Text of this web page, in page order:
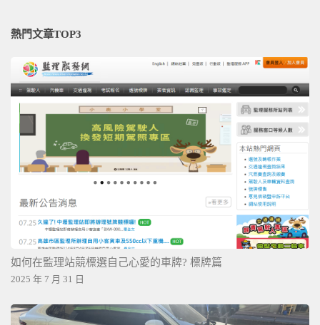
熱門文章TOP3
如何在監理站競標選自己心愛的車牌? 標牌篇
2025 年 7 月 31 日